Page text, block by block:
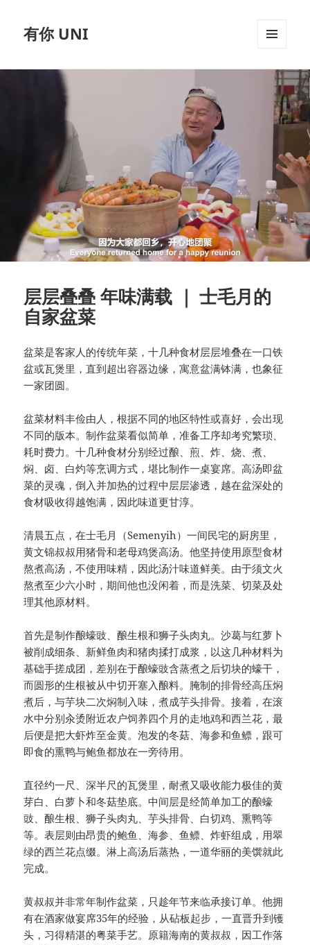
有你 UNI
WIDGETS
层层叠叠 年味满载 ｜ 士毛月的
自家盆菜
盆菜是客家人的传统年菜，十几种食材层层堆叠在一口铁
盆或瓦煲里，直到超出容器边缘，寓意盆满钵满，也象征
一家团圆。
盆菜材料丰俭由人，根据不同的地区特性或喜好，会出现
不同的版本。制作盆菜看似简单，准备工序却考究繁琐、
耗时费力。十几种食材分别经过酿、煎、炸、烧、煮、
焖、卤、白灼等烹调方式，堪比制作一桌宴席。高汤即盆
菜的灵魂，倒入并加热的过程中层层渗透，越在盆深处的
食材吸收得越饱满，因此味道更甘淳。
清晨五点，在士毛月（Semenyih）一间民宅的厨房里，
黄文锦叔叔用猪骨和老母鸡煲高汤。他坚持使用原型食材
熬煮高汤，不使用味精，因此汤汁味道鲜美。由于须文火
熬煮至少六小时，期间他也没闲着，而是洗菜、切菜及处
理其他原材料。
首先是制作酿蠔豉、酿生根和狮子头肉丸。沙葛与红萝卜
被削成细条、新鲜鱼肉和猪肉揉打成浆，以这几种材料为
基础手搓成团，差别在于酿蠔豉含蒸煮之后切块的蠔干，
而圆形的生根被从中切开塞入酿料。腌制的排骨经高压焖
煮后，与芋块二次焖制入味，煮成芋头排骨。接着，在滚
水中分别汆烫附近农户饲养四个月的走地鸡和西兰花，最
后便是把大虾炸至金黄。泡发的冬菇、海参和鱼鳔，跟可
即食的熏鸭与鲍鱼都放在一旁待用。
直径约一尺、深半尺的瓦煲里，耐煮又吸收能力极佳的黄
芽白、白萝卜和冬菇垫底。中间层是经简单加工的酿蠔
豉、酿生根、狮子头肉丸、芋头排骨、白切鸡、熏鸭等
等。表层则由昂贵的鲍鱼、海参、鱼鳔、炸虾组成，用翠
绿的西兰花点缀。淋上高汤后蒸热，一道华丽的美馔就此
完成。
黄叔叔并非常年制作盆菜，只趁年节来临承接订单。他拥
有在酒家做宴席35年的经验，从砧板起步，一直晋升到镬
头，习得精湛的粤菜手艺。原籍海南的黄叔叔，因工作落